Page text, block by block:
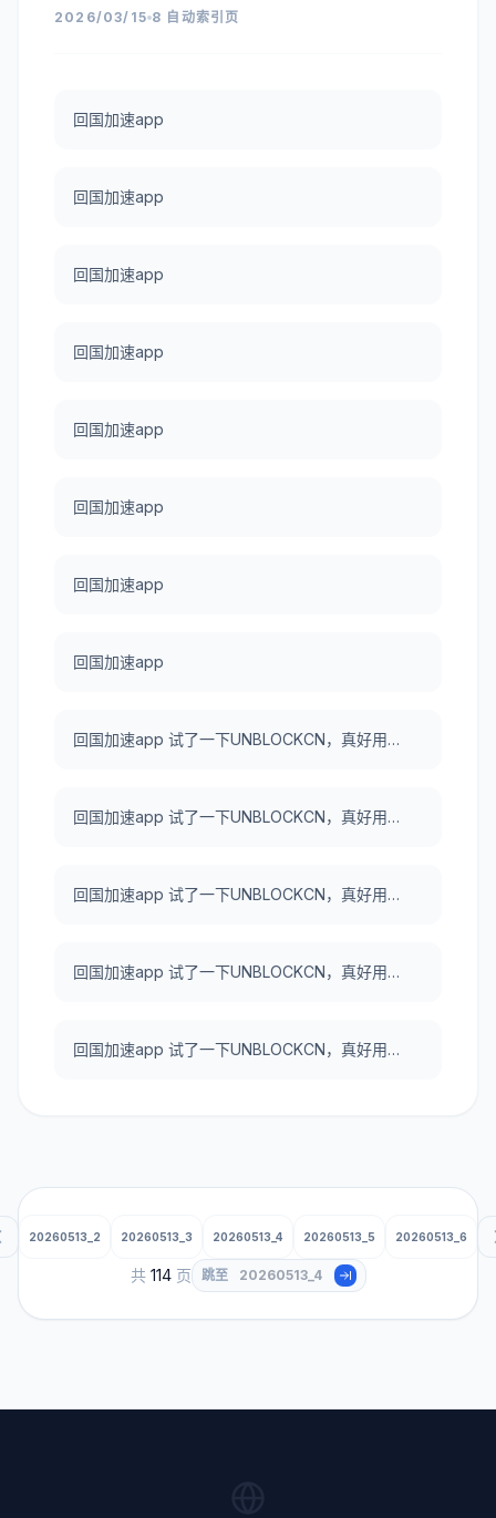
2026/03/15 8 自动索引页
回国加速app
回国加速app
回国加速app
回国加速app
回国加速app
回国加速app
回国加速app
回国加速app
回国加速app 试了一下UNBLOCKCN，真好用。
回国加速app 试了一下UNBLOCKCN，真好用。
回国加速app 试了一下UNBLOCKCN，真好用。
回国加速app 试了一下UNBLOCKCN，真好用。
回国加速app 试了一下UNBLOCKCN，真好用。
20260513_2 20260513_3 20260513_4 20260513_5 20260513_6
共 114页 跳至